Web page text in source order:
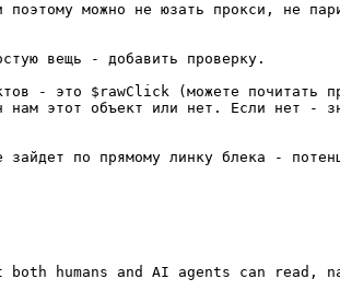
можно не юзать прокси, не
вещь - добавить проверку.
- это $rawClick (можете почитать
нам этот объект или нет. Если нет -
по прямому линку блека -
humans and AI agents can read,